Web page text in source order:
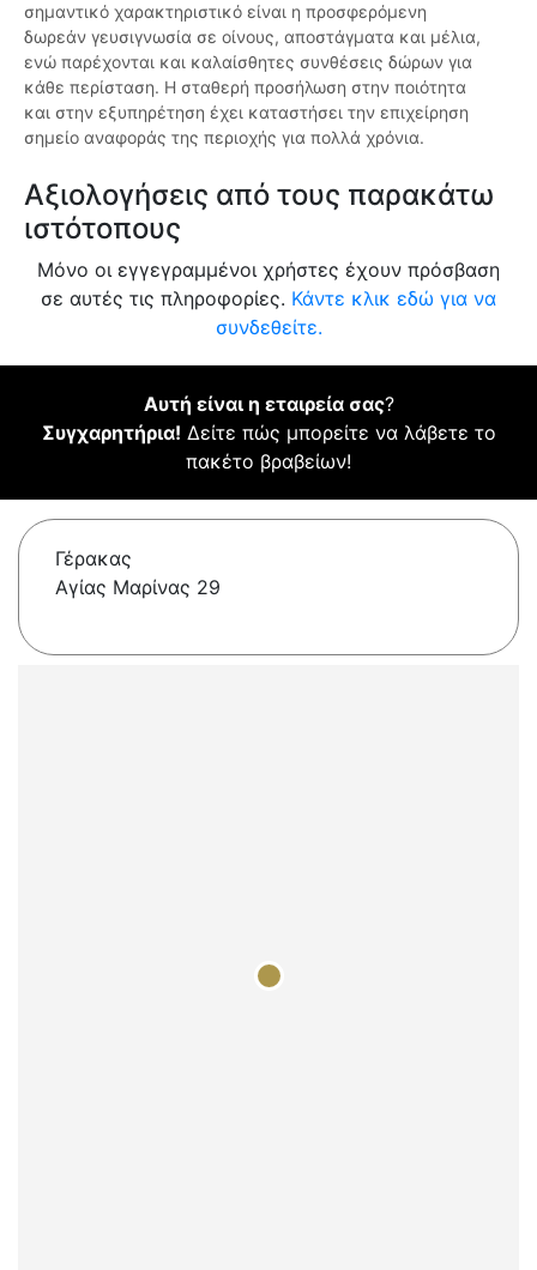
σημαντικό χαρακτηριστικό είναι η προσφερόμενη
δωρεάν γευσιγνωσία σε οίνους, αποστάγματα και μέλια,
ενώ παρέχονται και καλαίσθητες συνθέσεις δώρων για
κάθε περίσταση. Η σταθερή προσήλωση στην ποιότητα
και στην εξυπηρέτηση έχει καταστήσει την επιχείρηση
σημείο αναφοράς της περιοχής για πολλά χρόνια.
Αξιολογήσεις από τους παρακάτω
ιστότοπους
Μόνο οι εγγεγραμμένοι χρήστες έχουν πρόσβαση
σε αυτές τις πληροφορίες. Κάντε κλικ εδώ για να
συνδεθείτε.
Αυτή είναι η εταιρεία σας?
Συγχαρητήρια! Δείτε πώς μπορείτε να λάβετε το
πακέτο βραβείων!
Γέρακας
Αγίας Μαρίνας 29